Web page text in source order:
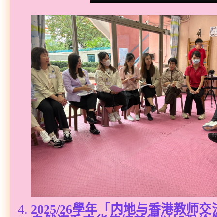
2025/26學年「内地与香港教师